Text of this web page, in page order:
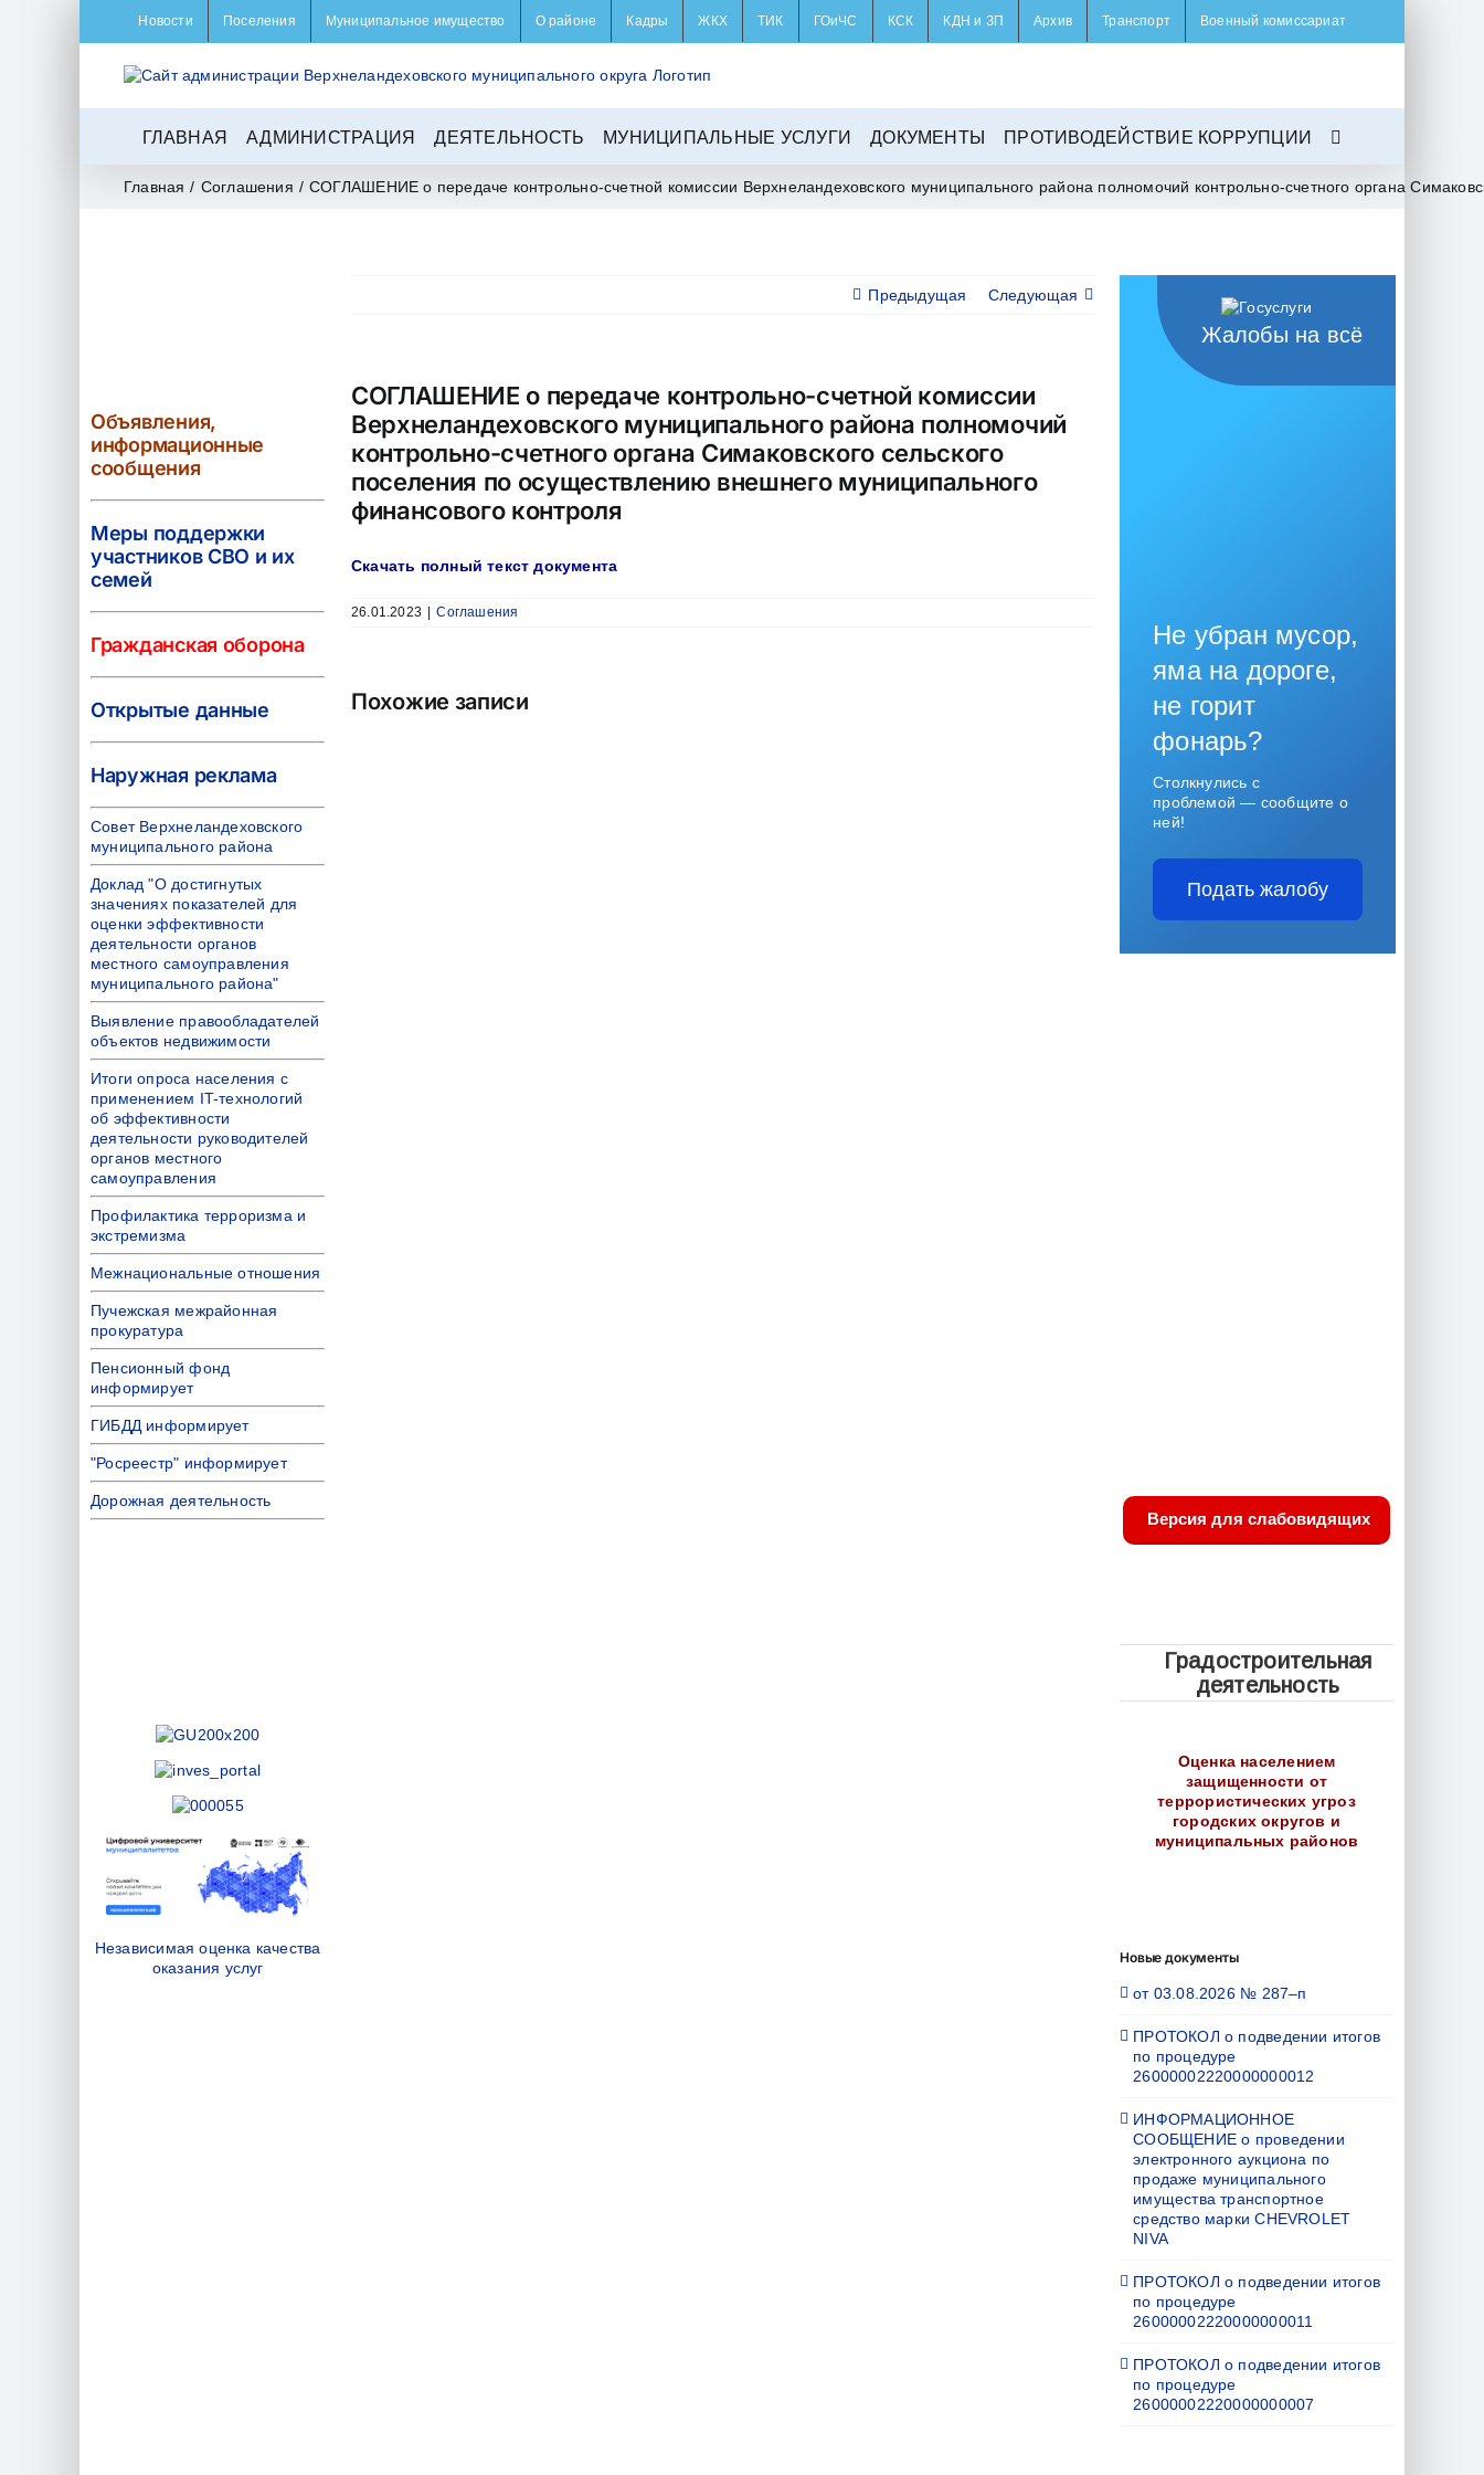
Новости Поселения Муниципальное имущество О районе Кадры ЖКХ ТИК ГОиЧС КСК КДН и ЗП Архив Транспорт Военный комиссариат
ГЛАВНАЯ АДМИНИСТРАЦИЯ ДЕЯТЕЛЬНОСТЬ МУНИЦИПАЛЬНЫЕ УСЛУГИ ДОКУМЕНТЫ ПРОТИВОДЕЙСТВИЕ КОРРУПЦИИ
Главная / Соглашения / СОГЛАШЕНИЕ о передаче контрольно-счетной комиссии Верхнеландеховского муниципального района полномочий контрольно-счетного органа
Предыдущая Следующая
СОГЛАШЕНИЕ о передаче контрольно-счетной комиссии
Верхнеландеховского муниципального района полномочий
контрольно-счетного органа Симаковского сельского
поселения по осуществлению внешнего муниципального
финансового контроля
Скачать полный текст документа
26.01.2023 Соглашения
Похожие записи
Объявления,
информационные
сообщения
Меры поддержки
участников СВО и их
семей
Гражданская оборона
Открытые данные
Наружная реклама
Совет Верхнеландеховского
муниципального района
Доклад "О достигнутых
значениях показателей для
оценки эффективности
деятельности органов
местного самоуправления
муниципального района"
Выявление правообладателей
объектов недвижимости
Итоги опроса населения с
применением IT-технологий
об эффективности
деятельности руководителей
органов местного
самоуправления
Профилактика терроризма и
экстремизма
Межнациональные отношения
Пучежская межрайонная
прокуратура
Пенсионный фонд
информирует
ГИБДД информирует
"Росреестр" информирует
Дорожная деятельность
Независимая оценка качества
оказания услуг
Жалобы на всё
Не убран мусор,
яма на дороге,
не горит
фонарь?
Столкнулись с
проблемой — сообщите о
ней!
Подать жалобу
Версия для слабовидящих
Градостроительная
деятельность
Оценка населением
защищенности от
террористических угроз
городских округов и
муниципальных районов
Новые документы
от 03.08.2026 № 287–п
ПРОТОКОЛ о подведении итогов
по процедуре
26000002220000000012
ИНФОРМАЦИОННОЕ
СООБЩЕНИЕ о проведении
электронного аукциона по
продаже муниципального
имущества транспортное
средство марки CHEVROLET
NIVA
ПРОТОКОЛ о подведении итогов
по процедуре
26000002220000000011
ПРОТОКОЛ о подведении итогов
по процедуре
26000002220000000007